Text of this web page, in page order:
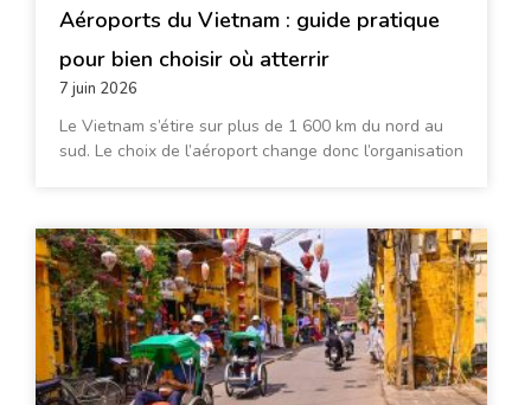
Aéroports du Vietnam : guide pratique
pour bien choisir où atterrir
7 juin 2026
Le Vietnam s’étire sur plus de 1 600 km du nord au
sud. Le choix de l’aéroport change donc l’organisation